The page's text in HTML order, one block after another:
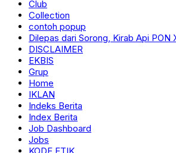
Club
Collection
contoh popup
Dilepas dari Sorong, Kirab Api
DISCLAIMER
EKBIS
Grup
Home
IKLAN
Indeks Berita
Index Berita
Job Dashboard
Jobs